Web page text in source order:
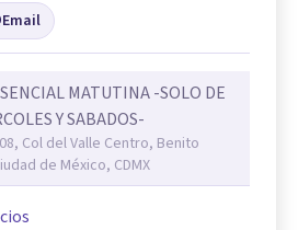
Email
MATUTINA -SOLO DE
Y SABADOS-
Col del Valle Centro, Benito
de México, CDMX